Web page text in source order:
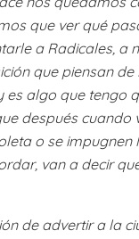
que ver qué
a Radicales, a
que piensan de
es algo que tengo
después cuando
o se impugnen
van a decir
de advertir a la